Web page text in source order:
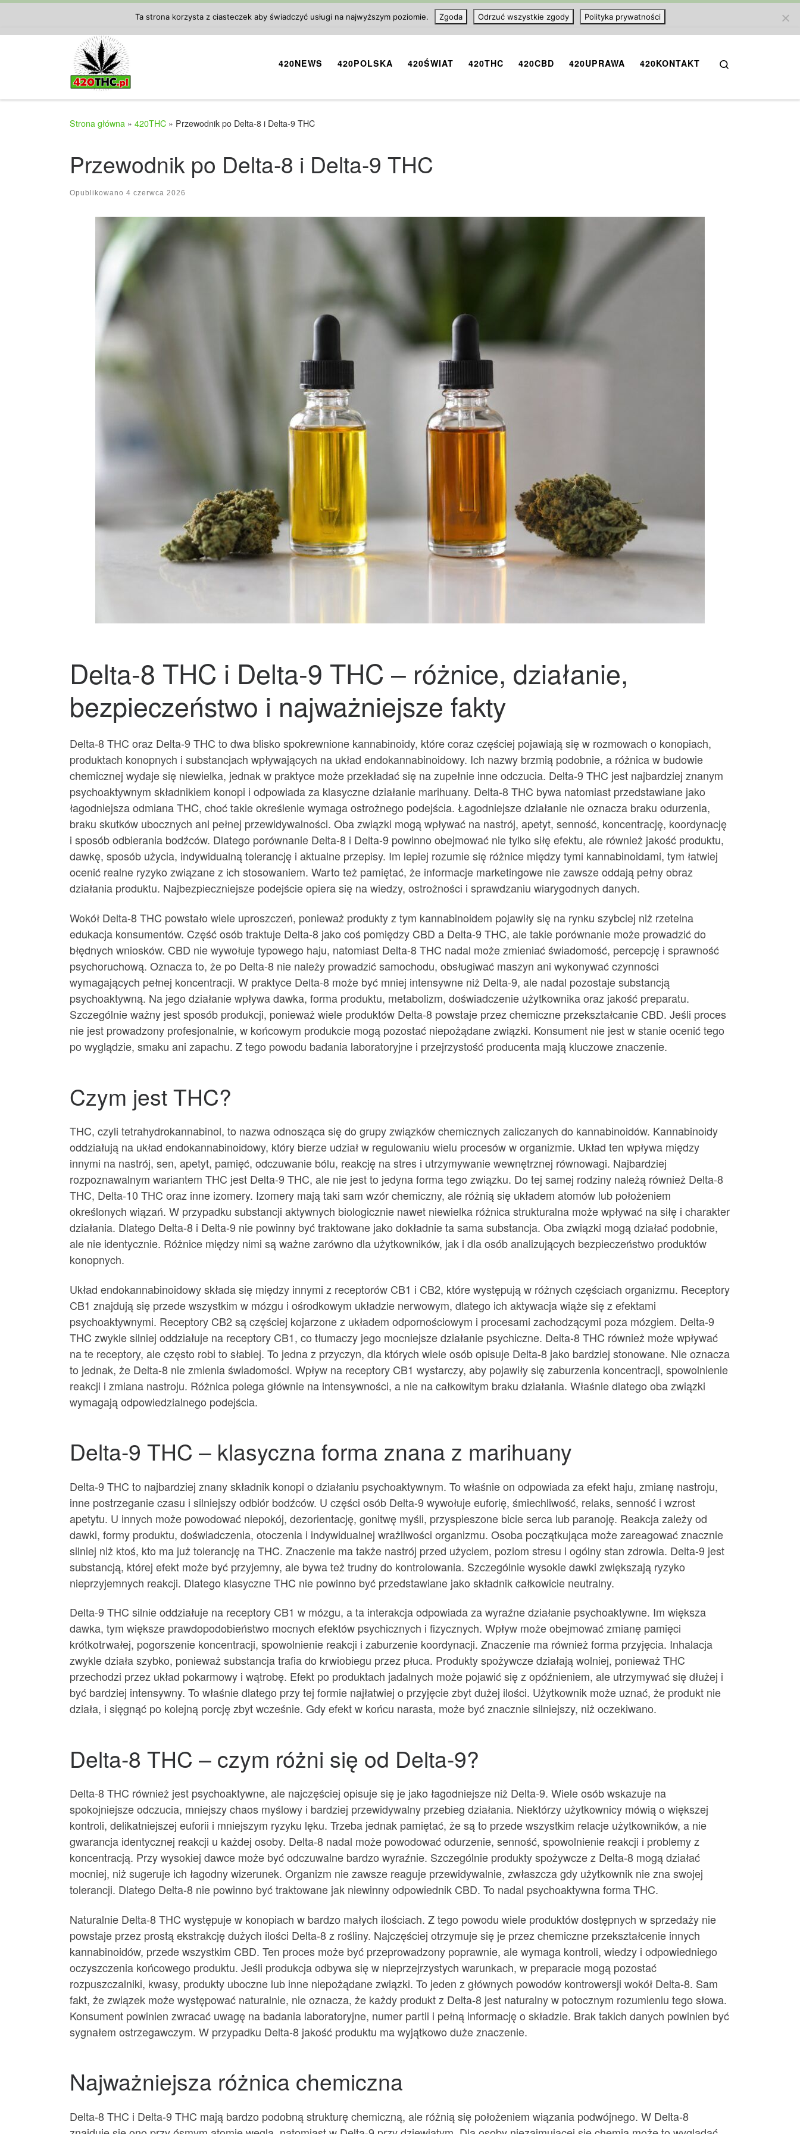
420NEWS 420POLSKA 420ŚWIAT 420THC 420CBD 420UPRAWA 420KONTAKT
Strona główna » 420THC » Przewodnik po Delta-8 i Delta-9 THC
Przewodnik po Delta-8 i Delta-9 THC
Opublikowano 4 czerwca 2026
Delta-8 THC i Delta-9 THC – różnice, działanie,
bezpieczeństwo i najważniejsze fakty
Delta-8 THC oraz Delta-9 THC to dwa blisko spokrewnione kannabinoidy, które coraz częściej pojawiają się w rozmowach o konopiach,
produktach konopnych i substancjach wpływających na układ endokannabinoidowy. Ich nazwy brzmią podobnie, a różnica w budowie
chemicznej wydaje się niewielka, jednak w praktyce może przekładać się na zupełnie inne odczucia. Delta-9 THC jest najbardziej znanym
psychoaktywnym składnikiem konopi i odpowiada za klasyczne działanie marihuany. Delta-8 THC bywa natomiast przedstawiane jako
łagodniejsza odmiana THC, choć takie określenie wymaga ostrożnego podejścia. Łagodniejsze działanie nie oznacza braku odurzenia,
braku skutków ubocznych ani pełnej przewidywalności. Oba związki mogą wpływać na nastrój, apetyt, senność, koncentrację, koordynację
i sposób odbierania bodźców. Dlatego porównanie Delta-8 i Delta-9 powinno obejmować nie tylko siłę efektu, ale również jakość produktu,
dawkę, sposób użycia, indywidualną tolerancję i aktualne przepisy. Im lepiej rozumie się różnice między tymi kannabinoidami, tym łatwiej
ocenić realne ryzyko związane z ich stosowaniem. Warto też pamiętać, że informacje marketingowe nie zawsze oddają pełny obraz
działania produktu. Najbezpieczniejsze podejście opiera się na wiedzy, ostrożności i sprawdzaniu wiarygodnych danych.
Wokół Delta-8 THC powstało wiele uproszczeń, ponieważ produkty z tym kannabinoidem pojawiły się na rynku szybciej niż rzetelna
edukacja konsumentów. Część osób traktuje Delta-8 jako coś pomiędzy CBD a Delta-9 THC, ale takie porównanie może prowadzić do
błędnych wniosków. CBD nie wywołuje typowego haju, natomiast Delta-8 THC nadal może zmieniać świadomość, percepcję i sprawność
psychoruchową. Oznacza to, że po Delta-8 nie należy prowadzić samochodu, obsługiwać maszyn ani wykonywać czynności
wymagających pełnej koncentracji. W praktyce Delta-8 może być mniej intensywne niż Delta-9, ale nadal pozostaje substancją
psychoaktywną. Na jego działanie wpływa dawka, forma produktu, metabolizm, doświadczenie użytkownika oraz jakość preparatu.
Szczególnie ważny jest sposób produkcji, ponieważ wiele produktów Delta-8 powstaje przez chemiczne przekształcanie CBD. Jeśli proces
nie jest prowadzony profesjonalnie, w końcowym produkcie mogą pozostać niepożądane związki. Konsument nie jest w stanie ocenić tego
po wyglądzie, smaku ani zapachu. Z tego powodu badania laboratoryjne i przejrzystość producenta mają kluczowe znaczenie.
Czym jest THC?
THC, czyli tetrahydrokannabinol, to nazwa odnosząca się do grupy związków chemicznych zaliczanych do kannabinoidów. Kannabinoidy
oddziałują na układ endokannabinoidowy, który bierze udział w regulowaniu wielu procesów w organizmie. Układ ten wpływa między
innymi na nastrój, sen, apetyt, pamięć, odczuwanie bólu, reakcję na stres i utrzymywanie wewnętrznej równowagi. Najbardziej
rozpoznawalnym wariantem THC jest Delta-9 THC, ale nie jest to jedyna forma tego związku. Do tej samej rodziny należą również Delta-8
THC, Delta-10 THC oraz inne izomery. Izomery mają taki sam wzór chemiczny, ale różnią się układem atomów lub położeniem
określonych wiązań. W przypadku substancji aktywnych biologicznie nawet niewielka różnica strukturalna może wpływać na siłę i charakter
działania. Dlatego Delta-8 i Delta-9 nie powinny być traktowane jako dokładnie ta sama substancja. Oba związki mogą działać podobnie,
ale nie identycznie. Różnice między nimi są ważne zarówno dla użytkowników, jak i dla osób analizujących bezpieczeństwo produktów
konopnych.
Układ endokannabinoidowy składa się między innymi z receptorów CB1 i CB2, które występują w różnych częściach organizmu. Receptory
CB1 znajdują się przede wszystkim w mózgu i ośrodkowym układzie nerwowym, dlatego ich aktywacja wiąże się z efektami
psychoaktywnymi. Receptory CB2 są częściej kojarzone z układem odpornościowym i procesami zachodzącymi poza mózgiem. Delta-9
THC zwykle silniej oddziałuje na receptory CB1, co tłumaczy jego mocniejsze działanie psychiczne. Delta-8 THC również może wpływać
na te receptory, ale często robi to słabiej. To jedna z przyczyn, dla których wiele osób opisuje Delta-8 jako bardziej stonowane. Nie oznacza
to jednak, że Delta-8 nie zmienia świadomości. Wpływ na receptory CB1 wystarczy, aby pojawiły się zaburzenia koncentracji, spowolnienie
reakcji i zmiana nastroju. Różnica polega głównie na intensywności, a nie na całkowitym braku działania. Właśnie dlatego oba związki
wymagają odpowiedzialnego podejścia.
Delta-9 THC – klasyczna forma znana z marihuany
Delta-9 THC to najbardziej znany składnik konopi o działaniu psychoaktywnym. To właśnie on odpowiada za efekt haju, zmianę nastroju,
inne postrzeganie czasu i silniejszy odbiór bodźców. U części osób Delta-9 wywołuje euforię, śmiechliwość, relaks, senność i wzrost
apetytu. U innych może powodować niepokój, dezorientację, gonitwę myśli, przyspieszone bicie serca lub paranoję. Reakcja zależy od
dawki, formy produktu, doświadczenia, otoczenia i indywidualnej wrażliwości organizmu. Osoba początkująca może zareagować znacznie
silniej niż ktoś, kto ma już tolerancję na THC. Znaczenie ma także nastrój przed użyciem, poziom stresu i ogólny stan zdrowia. Delta-9 jest
substancją, której efekt może być przyjemny, ale bywa też trudny do kontrolowania. Szczególnie wysokie dawki zwiększają ryzyko
nieprzyjemnych reakcji. Dlatego klasyczne THC nie powinno być przedstawiane jako składnik całkowicie neutralny.
Delta-9 THC silnie oddziałuje na receptory CB1 w mózgu, a ta interakcja odpowiada za wyraźne działanie psychoaktywne. Im większa
dawka, tym większe prawdopodobieństwo mocnych efektów psychicznych i fizycznych. Wpływ może obejmować zmianę pamięci
krótkotrwałej, pogorszenie koncentracji, spowolnienie reakcji i zaburzenie koordynacji. Znaczenie ma również forma przyjęcia. Inhalacja
zwykle działa szybko, ponieważ substancja trafia do krwiobiegu przez płuca. Produkty spożywcze działają wolniej, ponieważ THC
przechodzi przez układ pokarmowy i wątrobę. Efekt po produktach jadalnych może pojawić się z opóźnieniem, ale utrzymywać się dłużej i
być bardziej intensywny. To właśnie dlatego przy tej formie najłatwiej o przyjęcie zbyt dużej ilości. Użytkownik może uznać, że produkt nie
działa, i sięgnąć po kolejną porcję zbyt wcześnie. Gdy efekt w końcu narasta, może być znacznie silniejszy, niż oczekiwano.
Delta-8 THC – czym różni się od Delta-9?
Delta-8 THC również jest psychoaktywne, ale najczęściej opisuje się je jako łagodniejsze niż Delta-9. Wiele osób wskazuje na
spokojniejsze odczucia, mniejszy chaos myślowy i bardziej przewidywalny przebieg działania. Niektórzy użytkownicy mówią o większej
kontroli, delikatniejszej euforii i mniejszym ryzyku lęku. Trzeba jednak pamiętać, że są to przede wszystkim relacje użytkowników, a nie
gwarancja identycznej reakcji u każdej osoby. Delta-8 nadal może powodować odurzenie, senność, spowolnienie reakcji i problemy z
koncentracją. Przy wysokiej dawce może być odczuwalne bardzo wyraźnie. Szczególnie produkty spożywcze z Delta-8 mogą działać
mocniej, niż sugeruje ich łagodny wizerunek. Organizm nie zawsze reaguje przewidywalnie, zwłaszcza gdy użytkownik nie zna swojej
tolerancji. Dlatego Delta-8 nie powinno być traktowane jak niewinny odpowiednik CBD. To nadal psychoaktywna forma THC.
Naturalnie Delta-8 THC występuje w konopiach w bardzo małych ilościach. Z tego powodu wiele produktów dostępnych w sprzedaży nie
powstaje przez prostą ekstrakcję dużych ilości Delta-8 z rośliny. Najczęściej otrzymuje się je przez chemiczne przekształcenie innych
kannabinoidów, przede wszystkim CBD. Ten proces może być przeprowadzony poprawnie, ale wymaga kontroli, wiedzy i odpowiedniego
oczyszczenia końcowego produktu. Jeśli produkcja odbywa się w nieprzejrzystych warunkach, w preparacie mogą pozostać
rozpuszczalniki, kwasy, produkty uboczne lub inne niepożądane związki. To jeden z głównych powodów kontrowersji wokół Delta-8. Sam
fakt, że związek może występować naturalnie, nie oznacza, że każdy produkt z Delta-8 jest naturalny w potocznym rozumieniu tego słowa.
Konsument powinien zwracać uwagę na badania laboratoryjne, numer partii i pełną informację o składzie. Brak takich danych powinien być
sygnałem ostrzegawczym. W przypadku Delta-8 jakość produktu ma wyjątkowo duże znaczenie.
Najważniejsza różnica chemiczna
Delta-8 THC i Delta-9 THC mają bardzo podobną strukturę chemiczną, ale różnią się położeniem wiązania podwójnego. W Delta-8
Ta strona korzysta z ciasteczek aby świadczyć usługi na najwyższym poziomie. Zgoda Odrzuć wszystkie zgody Polityka prywatności